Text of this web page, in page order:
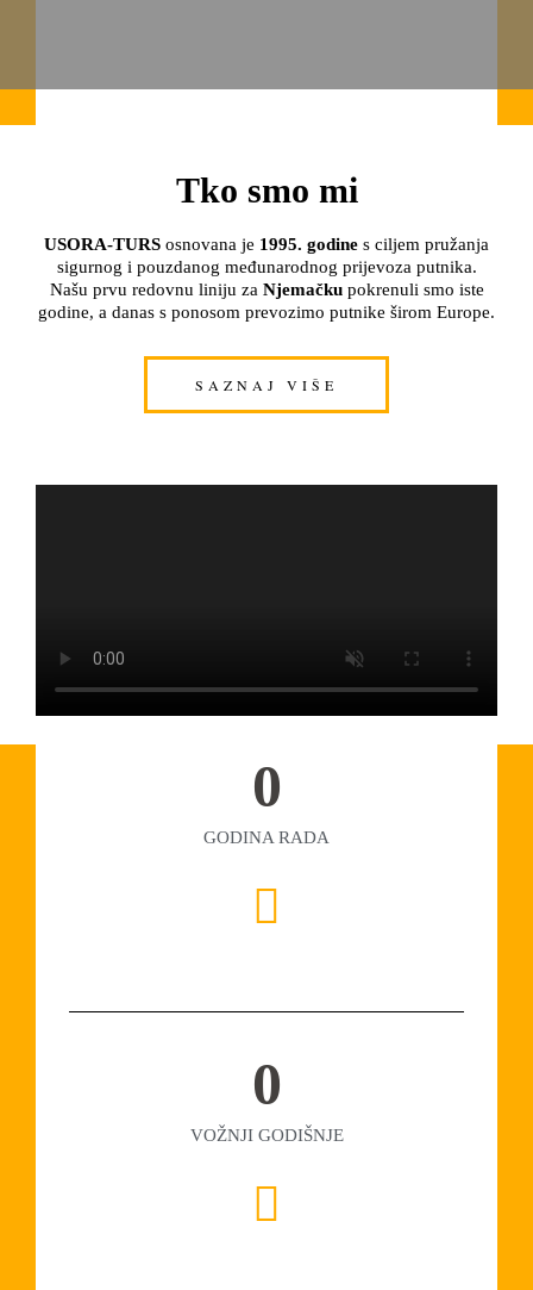
Tko smo mi
USORA-TURS osnovana je 1995. godine s ciljem pružanja
sigurnog i pouzdanog međunarodnog prijevoza putnika.
Našu prvu redovnu liniju za Njemačkupokrenuli smo iste
godine, a danas s ponosom prevozimo putnike širom Europe.
SAZNAJ VIŠE
0
GODINA RADA
0
VOŽNJI GODIŠNJE